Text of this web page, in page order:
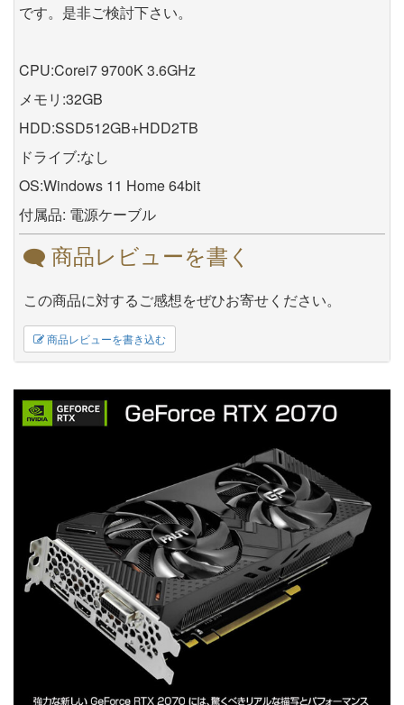
です。是非ご検討下さい。
CPU:Corei7 9700K 3.6GHz
メモリ:32GB
HDD:SSD512GB+HDD2TB
ドライブ:なし
OS:Windows 11 Home 64bit
付属品: 電源ケーブル
商品レビューを書く
この商品に対するご感想をぜひお寄せください。
商品レビューを書き込む